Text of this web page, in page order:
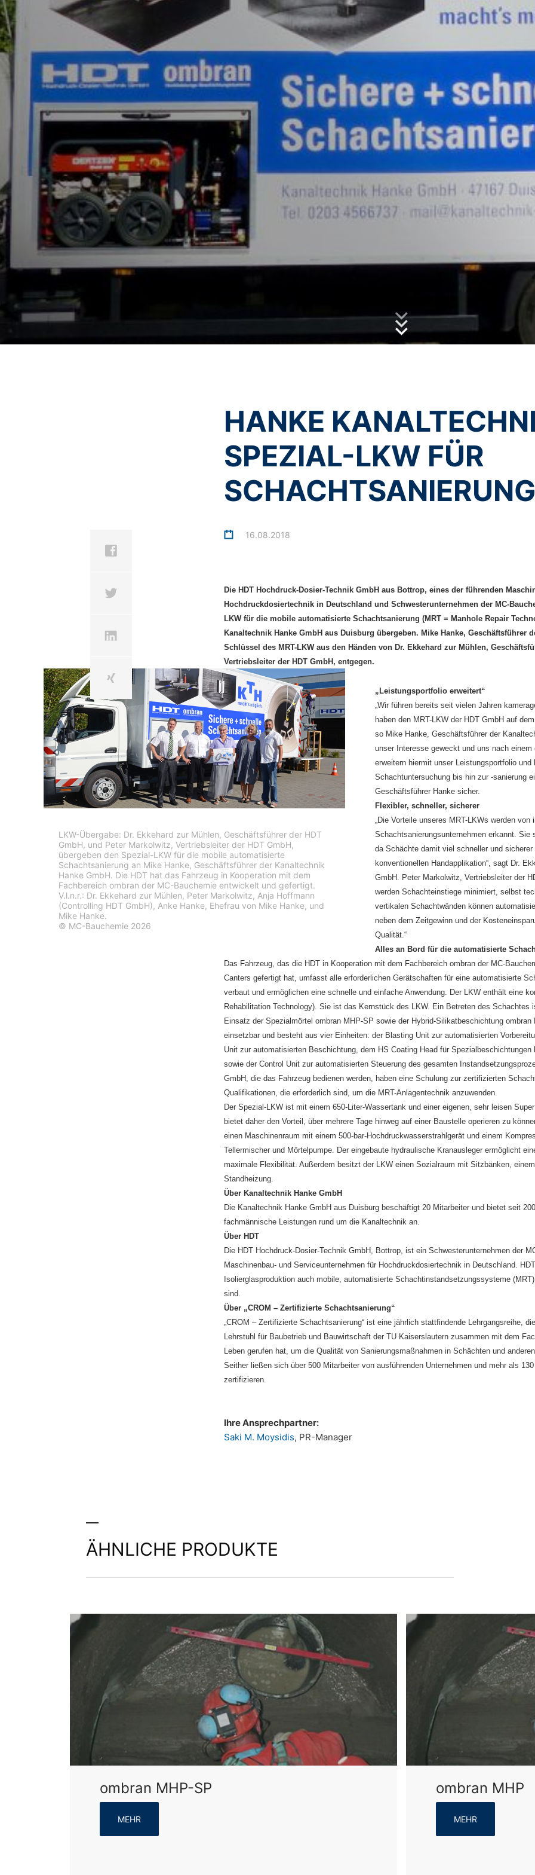
KTH erwirbt
Spezial-LKW
Die Kanaltechnik Hanke GmbH aus Duisburg hat einen Spezial-LKW
für die mobile automatisierte Schachtsanierung (MRT = Manhole
Repair Technology) von der HDT Hochdruck-Dosier-Technik GmbH
aus Bottrop erworben.
HANKE
SPEZIAL-LKW FÜR
16.08.2018
Die HDT Hochdruck-Dosier-Technik GmbH aus Bottrop, eines der führenden
Hochdruckdosiertechnik in Deutschland und Schwesterunternehmen der MC-
LKW für die mobile automatisierte Schachtsanierung (MRT = Manhole Repair
Kanaltechnik Hanke GmbH aus Duisburg übergeben. Mike Hanke, Geschäftsführer
Schlüssel des MRT-LKW aus den Händen von Dr. Ekkehard zur Mühlen,
Vertriebsleiter der HDT GmbH, entgegen.
LKW-Übergabe: Dr. Ekkehard zur Mühlen, Geschäftsführer der HDT
GmbH, und Peter Markolwitz, Vertriebsleiter der HDT GmbH,
übergeben den Spezial-LKW für die mobile automatisierte
Schachtsanierung an Mike Hanke, Geschäftsführer der Kanaltechnik
Hanke GmbH. Die HDT hat das Fahrzeug in Kooperation mit dem
Fachbereich ombran der MC-Bauchemie entwickelt und gefertigt.
V.l.n.r.: Dr. Ekkehard zur Mühlen, Peter Markolwitz, Anja Hoffmann
(Controlling HDT GmbH), Anke Hanke, Ehefrau von Mike Hanke, und
Mike Hanke.
© MC-Bauchemie 2026
„Leistungsportfolio erweitert“
„Wir führen bereits seit vielen Jahren
haben den MRT-LKW der HDT GmbH auf
so Mike Hanke, Geschäftsführer der
unser Interesse geweckt und uns nach
erweitern hiermit unser Leistungsportfolio
Schachtuntersuchung bis hin zur -sanierung
Geschäftsführer Hanke sicher.
Flexibler, schneller, sicherer
„Die Vorteile unseres MRT-LKWs werden von
Schachtsanierungsunternehmen erkannt.
da Schächte damit viel schneller und
konventionellen Handapplikation“, sagt Dr.
GmbH. Peter Markolwitz, Vertriebsleiter der
werden Schachteinstiege minimiert, selbst
vertikalen Schachtwänden können
neben dem Zeitgewinn und der
Qualität.“
Alles an Bord für die automatisierte
Das Fahrzeug, das die HDT in Kooperation mit dem Fachbereich ombran der MC-
Canters gefertigt hat, umfasst alle erforderlichen Gerätschaften für eine automatisierte
verbaut und ermöglichen eine schnelle und einfache Anwendung. Der LKW enthält eine
Rehabilitation Technology). Sie ist das Kernstück des LKW. Ein Betreten des
Einsatz der Spezialmörtel ombran MHP-SP sowie der Hybrid-Silikatbeschichtung
einsetzbar und besteht aus vier Einheiten: der Blasting Unit zur automatisierten
Unit zur automatisierten Beschichtung, dem HS Coating Head für
sowie der Control Unit zur automatisierten Steuerung des gesamten
GmbH, die das Fahrzeug bedienen werden, haben eine Schulung zur zertifizierten
Qualifikationen, die erforderlich sind, um die MRT-Anlagentechnik anzuwenden.
Der Spezial-LKW ist mit einem 650-Liter-Wassertank und einer eigenen, sehr leisen
bietet daher den Vorteil, über mehrere Tage hinweg auf einer Baustelle operieren zu
einen Maschinenraum mit einem 500-bar-Hochdruckwasserstrahlgerät und einem
Tellermischer und Mörtelpumpe. Der eingebaute hydraulische Kranausleger ermöglicht
maximale Flexibilität. Außerdem besitzt der LKW einen Sozialraum mit Sitzbänken,
Standheizung.
Über Kanaltechnik Hanke GmbH
Die Kanaltechnik Hanke GmbH aus Duisburg beschäftigt 20 Mitarbeiter und bietet seit
fachmännische Leistungen rund um die Kanaltechnik an.
Über HDT
Die HDT Hochdruck-Dosier-Technik GmbH, Bottrop, ist ein Schwesterunternehmen der
Maschinenbau- und Serviceunternehmen für Hochdruckdosiertechnik in Deutschland.
Isolierglasproduktion auch mobile, automatisierte Schachtinstandsetzungssysteme
sind.
Über „CROM – Zertifizierte Schachtsanierung“
„CROM – Zertifizierte Schachtsanierung“ ist eine jährlich stattfindende Lehrgangsreihe,
Lehrstuhl für Baubetrieb und Bauwirtschaft der TU Kaiserslautern zusammen mit dem
Leben gerufen hat, um die Qualität von Sanierungsmaßnahmen in Schächten und
Seither ließen sich über 500 Mitarbeiter von ausführenden Unternehmen und mehr als
zertifizieren.
Ihre Ansprechpartner:
Saki M. Moysidis, PR-Manager
ÄHNLICHE PRODUKTE
ombran MHP-SP
MEHR
ombran MHP
MEHR
die Erfassung der durch den Cookie erzeugten und auf Ihre Nutzung der Website bezogenen Daten (inkl.
Verarbeitung dieser Daten durch Google verhindern, indem Sie das unter dem folgenden Link verfügbare
https://tools.google.com/dlpage/gaoptout?hl=de
Widerspruch gegen Datenerfassung
Sie können die Erfassung Ihrer Daten durch Google Analytics verhindern, indem Sie auf folgenden Link
der die Erfassung Ihrer Daten bei zukünftigen Besuchen dieser Website verhindert:
Google Analytics deaktivieren
Mehr Informationen zum Umgang mit Nutzerdaten bei Google Analytics finden Sie in der
om/analytics/answer/6004245?hl=de
Auftragsdatenverarbeitung
Wir haben mit Google einen Vertrag zur Auftragsdatenverarbeitung abgeschlossen und setzen die strengen
Datenschutzbehörden bei der Nutzung von Google Analytics vollständig um.
YouTube
Unsere Website nutzt Plugins der von Google betriebenen Seite YouTube. Betreiber der Seiten ist die
94066, USA. Wenn Sie eine unserer mit einem YouTube-Plugin ausgestatteten Seiten besuchen, wird eine
hergestellt. Dabei wird dem YouTube-Server mitgeteilt, welche unserer Seiten Sie besucht haben. Wenn Sie
sind, ermöglichen Sie YouTube, Ihr Surfverhalten direkt Ihrem persönlichen Profil zuzuordnen. Dies können
YouTube-Account ausloggen. Die Nutzung von YouTube erfolgt im Interesse einer ansprechenden
Weitere Informationen zum Umgang mit Nutzerdaten finden Sie in der Datenschutzerklärung von YouTube
Wir bewahren im Rahmen von YouTube keinerlei personenbezogene Daten auf. Eine Übermittlung der
Beschwerderecht bei der zuständigen Aufsichtsbehörde
Im Falle datenschutzrechtlicher Verstöße steht dem Betroffenen ein Beschwerderecht bei der zuständigen
Aufsichtsbehörde in datenschutzrechtlichen Fragen ist die Landesbeauftragte für Datenschutz und
Recht auf Datenübertragbarkeit
Dritten in einem gängigen, maschinenlesbaren Format aushändigen zu lassen. Sofern Sie die direkte
Verantwortlichen verlangen, erfolgt dies nur, soweit es technisch machbar ist.
Sie sind gemäß Art. 15 DSGVO jederzeit berechtigt gegenüber MC-Bauchemie um umfangreiche
gespeicherten Daten zu ersuchen. Gemäß Art. 17 DSGVO können Sie jederzeit von uns die Berichtigung,
personenbezogener Daten verlangen.
Betreff*
Nachricht
Laden Sie Ihre Bewerbung hoch
Dateigröße gesamt:MB /MB
Terms of